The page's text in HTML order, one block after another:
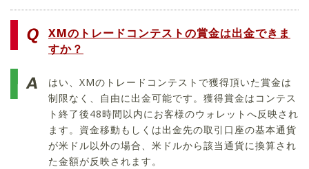
XMのトレードコンテストの賞金は出金できま
すか？
はい、XMのトレードコンテストで獲得頂いた賞金は
制限なく、自由に出金可能です。獲得賞金はコンテス
ト終了後48時間以内にお客様のウォレットへ反映され
ます。資金移動もしくは出金先の取引口座の基本通貨
が米ドル以外の場合、米ドルから該当通貨に換算され
た金額が反映されます。